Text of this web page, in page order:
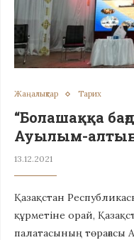
Жаңалықтар Тарих
“Болашаққа
Ауылым-алтын
13.12.2021
Қазақстан
құрметіне орай,
палатасының төрағасы